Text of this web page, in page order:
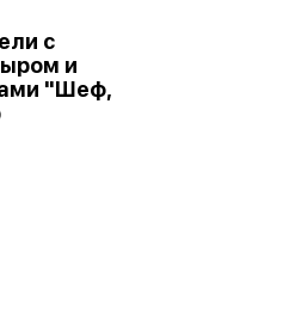
с
и
"Шеф,